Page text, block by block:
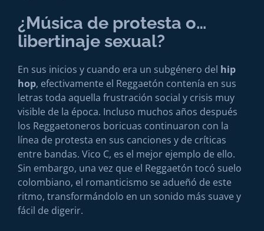
¿Música de protesta o…
libertinaje sexual?
En sus inicios y cuando era un subgénero del hip
hop, efectivamente el Reggaetón contenía en sus
letras toda aquella frustración social y crisis muy
visible de la época. Incluso muchos años después
los Reggaetoneros boricuas continuaron con la
línea de protesta en sus canciones y de críticas
entre bandas. Vico C, es el mejor ejemplo de ello.
Sin embargo, una vez que el Reggaetón tocó suelo
colombiano, el romanticismo se adueñó de este
ritmo, transformándolo en un sonido más suave y
fácil de digerir.